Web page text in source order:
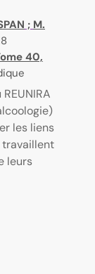
; M.
40,
les liens
travaillent
leurs